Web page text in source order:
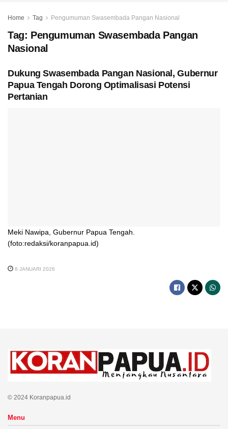
Home Tag Pengumuman Swasembada Pangan Nasional
Tag: Pengumuman Swasembada Pangan
Nasional
Dukung Swasembada Pangan Nasional, Gubernur
Papua Tengah Dorong Optimalisasi Potensi
Pertanian
Meki Nawipa, Gubernur Papua Tengah.
(foto:redaksi/koranpapua.id)
8 JANUARI 2026
© 2024 Koranpapua.id
Menu